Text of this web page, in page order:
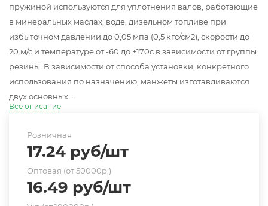
пружиной используются для уплотнения валов, работающие
в минеральных маслах, воде, дизельном топливе при
избыточном давлении до 0,05 мпа (0,5 кгс/см2), скорости до
20 м/с и температуре от -60 до +170с в зависимости от группы
резины. В зависимости от способа установки, конкретного
использования по назначению, манжеты изготавливаются
двух основных ...
Всё описание
Розничная
17.24 руб/шт
Оптовая (от 50000р.)
16.49 руб/шт